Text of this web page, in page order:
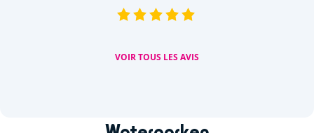
VOIR TOUS LES AVIS